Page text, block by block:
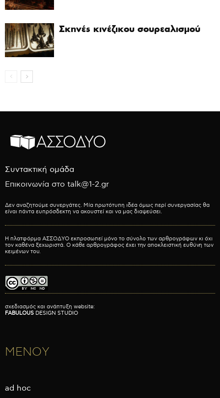
Σκηνές κινέζικου σουρεαλισμού
Συντακτική ομάδα
Επικοινωνία στο talk@1-2.gr
Δεν αναζητούμε συνεργάτες. Μία πρωτότυπη ιδέα όμως περί συνεργασίας θα
είναι πάντα ευπρόσδεκτη να ακουστεί και να μας διαψεύσει.
Η πλατφόρμα ΑΣΣΟΔΥΟ εκπροσωπεί μόνο το σύνολο των αρθρογράφων κι όχι
τον καθένα ξεχωριστά. Ο κάθε αρθρογράφος έχει την αποκλειστική ευθύνη των
κειμένων του.
σχεδιασμός και ανάπτυξη website:
FABULOUS DESIGN STUDIO
ΜΕΝΟΥ
ad hoc